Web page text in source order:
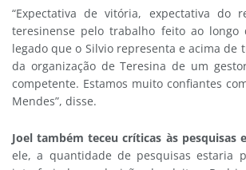
“Expectativa de vitória, expectativa do
teresinense pelo trabalho feito ao
legado que o Silvio representa e acima de
da organização de Teresina de um
competente. Estamos muito confiantes
Mendes”, disse.
Joel também teceu críticas às pesquisas
ele, a quantidade de pesquisas estaria